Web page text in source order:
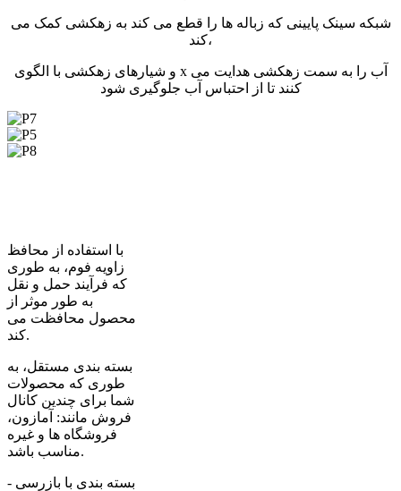
شبکه سینک پایینی که زباله ها را قطع می کند به زهکشی کمک می
کند،
و شیارهای زهکشی با الگوی x آب را به سمت زهکشی هدایت می
کنند تا از احتباس آب جلوگیری شود
با استفاده از محافظ
زاویه فوم، به طوری
که فرآیند حمل و نقل
به طور موثر از
محصول محافظت می
کند.
بسته بندی مستقل، به
طوری که محصولات
شما برای چندین کانال
فروش مانند: آمازون،
فروشگاه ها و غیره
مناسب باشد.
بسته بندی با بازرسی -